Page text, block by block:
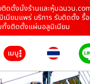
ติดตั้งนั่งร้านและหุ้มฉนวน
นียมแพร่ บริการ รับติดตั้ง รื้อ
ทั้งติดตั้งแผ่นอลูมิเนียม
เมนู